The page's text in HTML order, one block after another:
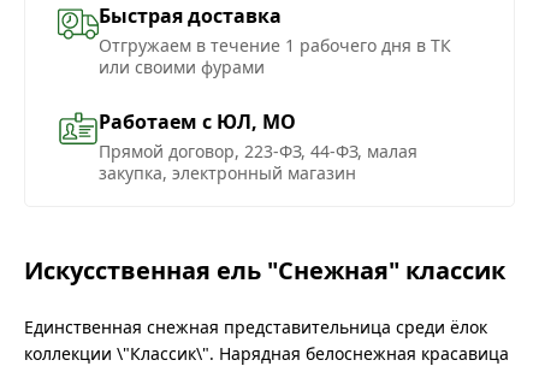
Быстрая доставка
Отгружаем в течение 1 рабочего дня в ТК
или своими фурами
Работаем с ЮЛ, МО
Прямой договор, 223-ФЗ, 44-ФЗ, малая
закупка, электронный магазин
Искусственная ель "Снежная" классик
Единственная снежная представительница среди ёлок
коллекции \"Классик\". Нарядная белоснежная красавица